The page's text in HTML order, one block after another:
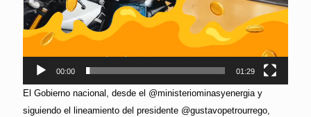
00:00 01:29
El Gobierno nacional, desde el @ministeriominasyenergia y
siguiendo el lineamiento del presidente @gustavopetrourrego,